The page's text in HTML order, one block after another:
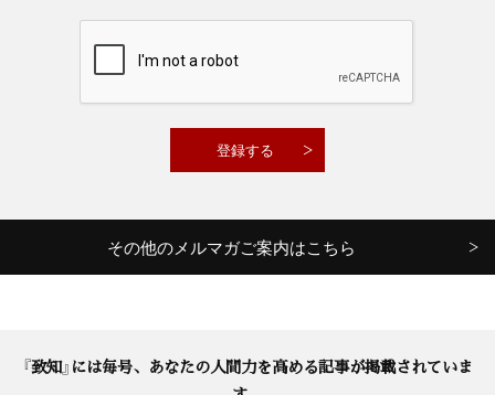
その他のメルマガご案内はこちら
『致知』には毎号、あなたの人間力を高める記事が掲載されていま